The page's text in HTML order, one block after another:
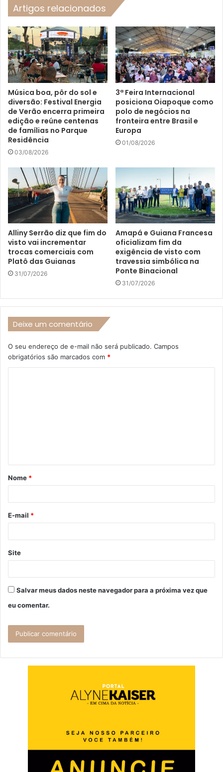
Artigos relacionados
Música boa, pôr do sol e
diversão: Festival Energia
de Verão encerra primeira
edição e reúne centenas
de famílias no Parque
Residência
03/08/2026
3ª Feira Internacional
posiciona Oiapoque como
polo de negócios na
fronteira entre Brasil e
Europa
01/08/2026
Alliny Serrão diz que fim do
visto vai incrementar
trocas comerciais com
Platô das Guianas
31/07/2026
Amapá e Guiana Francesa
oficializam fim da
exigência de visto com
travessia simbólica na
Ponte Binacional
31/07/2026
Deixe um comentário
O seu endereço de e-mail não será publicado. Campos
obrigatórios são marcados com *
á
r
*
Nome *
E-mail *
Site
Salvar meus dados neste navegador para a próxima vez que
eu comentar.